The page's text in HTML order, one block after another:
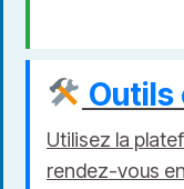
Outils
Utilisez la
rendez-vous